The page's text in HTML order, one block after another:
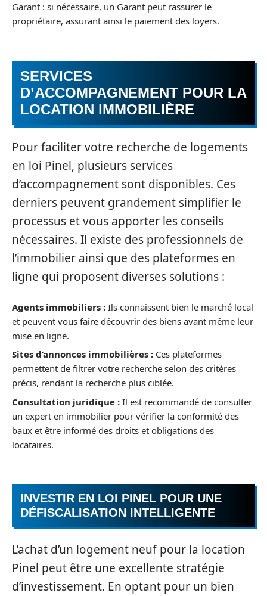
Garant : si nécessaire, un Garant peut rassurer le
propriétaire, assurant ainsi le paiement des loyers.
SERVICES
D’ACCOMPAGNEMENT POUR LA
LOCATION IMMOBILIÈRE
Pour faciliter votre recherche de logements
en loi Pinel, plusieurs services
d’accompagnement sont disponibles. Ces
derniers peuvent grandement simplifier le
processus et vous apporter les conseils
nécessaires. Il existe des professionnels de
l’immobilier ainsi que des plateformes en
ligne qui proposent diverses solutions :
Agents immobiliers : Ils connaissent bien le marché local
et peuvent vous faire découvrir des biens avant même leur
mise en ligne.
Sites d’annonces immobilières : Ces plateformes
permettent de filtrer votre recherche selon des critères
précis, rendant la recherche plus ciblée.
Consultation juridique : Il est recommandé de consulter
un expert en immobilier pour vérifier la conformité des
baux et être informé des droits et obligations des
locataires.
INVESTIR EN LOI PINEL POUR UNE
DÉFISCALISATION INTELLIGENTE
L’achat d’un logement neuf pour la location
Pinel peut être une excellente stratégie
d’investissement. En optant pour un bien